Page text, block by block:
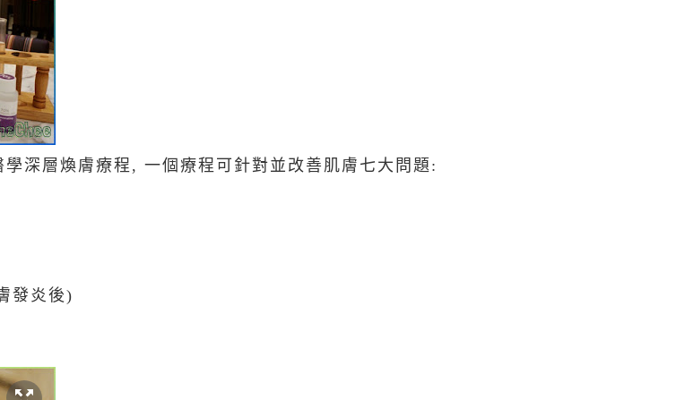
深層煥膚療程, 一個療程可針對並改善肌膚七大問題:
發炎後)